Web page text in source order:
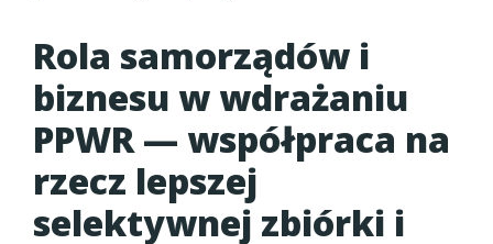
Rola samorządów i
biznesu w wdrażaniu
PPWR — współpraca na
rzecz lepszej
selektywnej zbiórki i